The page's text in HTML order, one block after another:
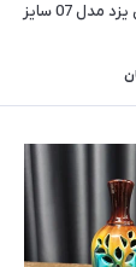
روفرشی کارآفرین یزد مدل 07 سایز